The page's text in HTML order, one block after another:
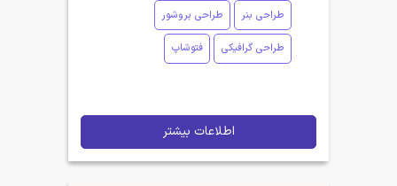
طراحی بنر طراحی بروشور
طراحی گرافیکی فتوشاپ
اطلاعات بیشتر